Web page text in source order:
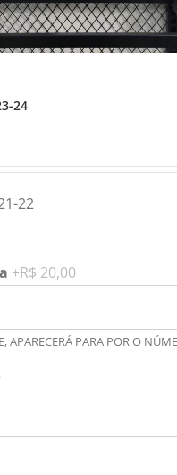
24
22
+R$ 20,00
PARA POR O